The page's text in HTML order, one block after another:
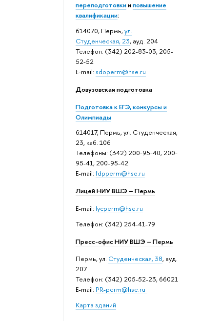
переподготовкииповышение
квалификации:
614070, Пермь,ул.
Студенческая, 23, ауд. 204
Телефон: (342) 202-83-03, 205-
52-52
E-mail: sdoperm@hse.ru
Довузовская подготовка
Подготовка к ЕГЭ, конкурсы и
Олимпиады
614017, Пермь, ул. Студенческая,
23, каб. 106
Телефоны: (342) 200-95-40, 200-
95-41, 200-95-42
E-mail: fdpperm@hse.ru
Лицей НИУ ВШЭ – Пермь
E-mail: lycperm@hse.ru
Телефон: (342) 254-41-79
Пресс-офис НИУ ВШЭ – Пермь
Пермь, ул. Студенческая, 38, ауд.
207
Телефон: (342) 205-52-23, 66021
E-mail: PR-perm@hse.ru
Карта зданий